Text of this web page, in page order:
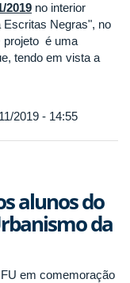
2019 no interior
Escritas Negras", no
projeto é uma
tendo em vista a
2019 - 14:55
alunos do
da
em comemoração